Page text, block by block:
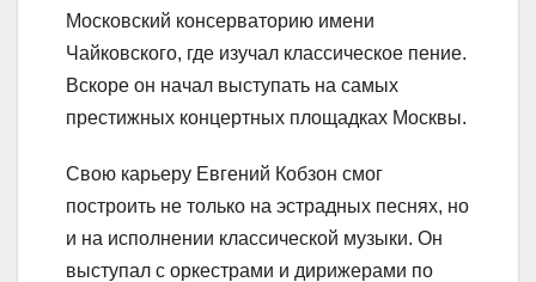
Московский консерваторию имени
Чайковского, где изучал классическое пение.
Вскоре он начал выступать на самых
престижных концертных площадках Москвы.
Свою карьеру Евгений Кобзон смог
построить не только на эстрадных песнях, но
и на исполнении классической музыки. Он
выступал с оркестрами и дирижерами по